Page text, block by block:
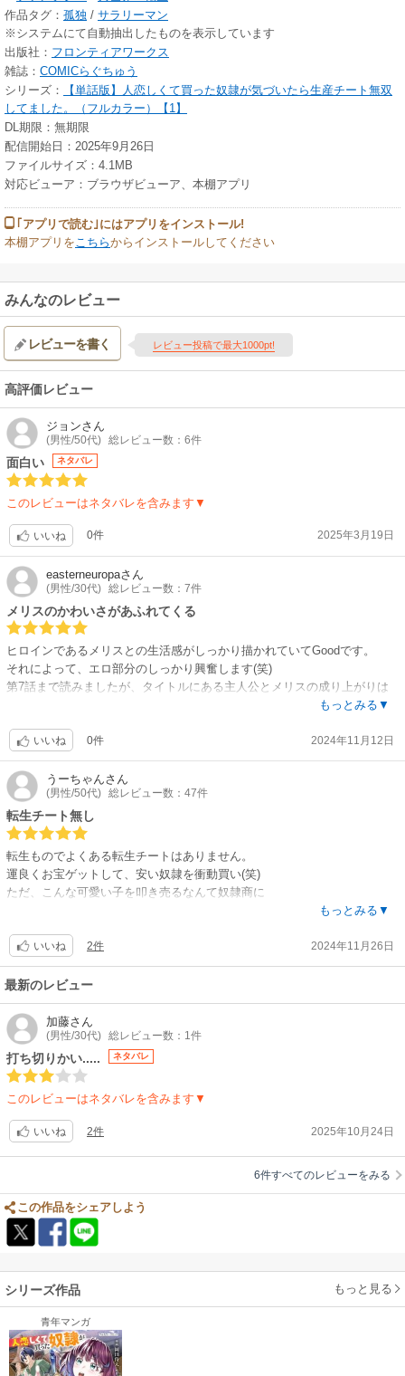
作品タグ： 孤独 / サラリーマン
※システムにて自動抽出したものを表示しています
出版社： フロンティアワークス
雑誌： COMICらぐちゅう
シリーズ：
【単話版】人恋しくて買った奴隷が気づいたら生産チート無双
してました。（フルカラー）【1】
DL期限：無期限
配信開始日：2025年9月26日
ファイルサイズ：4.1MB
対応ビューア：ブラウザビューア、本棚アプリ
｢アプリで読む｣にはアプリをインストール!
本棚アプリを こちらからインストールしてください
みんなのレビュー
レビューを書く レビュー投稿で最大1000pt!
高評価レビュー
ジョンさん
(男性/50代) 総レビュー数：6件
面白い ネタバレ
このレビューはネタバレを含みます▼
いいね 0件 2025年3月19日
easterneuropaさん
(男性/30代) 総レビュー数：7件
メリスのかわいさがあふれてくる
ヒロインであるメリスとの生活感がしっかり描かれていてGoodです。
それによって、エロ部分のしっかり興奮します(笑)
第7話まで読みましたが、タイトルにある主人公とメリスの成り上がりは
もっとみる▼
いいね 0件 2024年11月12日
うーちゃんさん
(男性/50代) 総レビュー数：47件
転生チート無し
転生ものでよくある転生チートはありません。
運良くお宝ゲットして、安い奴隷を衝動買い(笑)
ただ、こんな可愛い子を叩き売るなんて奴隷商に
もっとみる▼
いいね 2件 2024年11月26日
最新のレビュー
加藤さん
(男性/30代) 総レビュー数：1件
打ち切りかい..... ネタバレ
このレビューはネタバレを含みます▼
いいね 2件 2025年10月24日
6件すべてのレビューをみる
この作品をシェアしよう
シリーズ作品 もっと見る
青年マンガ